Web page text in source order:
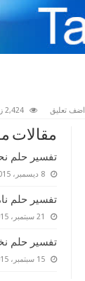
اضف تعليق 2,424 زيارة
مقالات
تفسير حلم
8 ديسمبر، 2015
تفسير حلم
21 سبتمبر، 2015
تفسير حلم
15 سبتمبر، 2015